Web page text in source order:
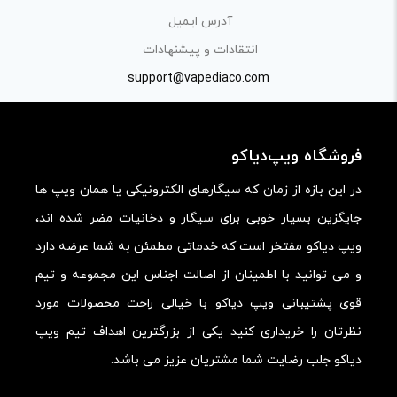
آدرس ایمیل
انتقادات و پیشنهادات
support@vapediaco.com
فروشگاه ویپ‌دیاکو
در این بازه از زمان که سیگارهای الکترونیکی یا همان ویپ ها
جایگزین بسیار خوبی برای سیگار و دخانیات مضر شده اند،
ویپ دیاکو مفتخر است که خدماتی مطمئن به شما عرضه دارد
و می توانید با اطمینان از اصالت اجناس این مجموعه و تیم
قوی پشتیبانی ویپ دیاکو با خیالی راحت محصولات مورد
نظرتان را خریداری کنید یکی از بزرگترین اهداف تیم ویپ
دیاکو جلب رضایت شما مشتریان عزیز می باشد.